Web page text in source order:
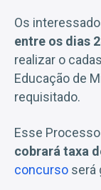
Os
entre os dias
realizar o
Educação de
requisitado.
Esse
cobrará taxa
concurso será